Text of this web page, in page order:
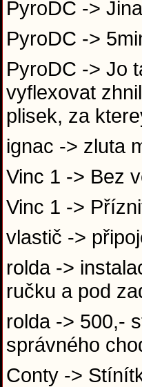
PyroDC ->
PyroDC ->
PyroDC -> Jo
vyflexovat
plisek, za
ignac -> zluta
Vinc 1 -> Bez
Vinc 1 ->
vlastič ->
rolda ->
ručku a pod
rolda -> 500,-
správného
Conty ->